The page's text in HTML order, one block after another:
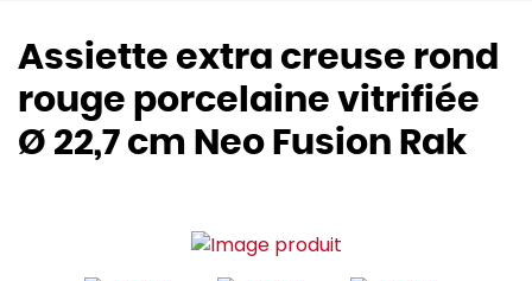
Assiette extra creuse rond
rouge porcelaine vitrifiée
Ø 22,7 cm Neo Fusion Rak